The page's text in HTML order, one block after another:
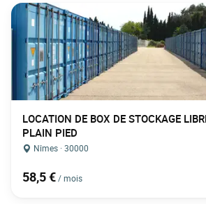
LOCATION DE BOX DE STOCKAGE
PLAIN PIED
Nîmes · 30000
58,5 €/ mois